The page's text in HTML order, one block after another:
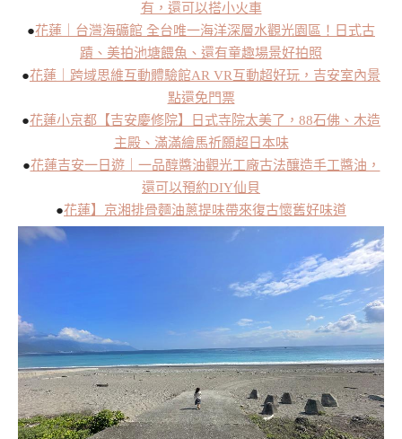
有，還可以搭小火車
●花蓮｜台灣海礦館 全台唯一海洋深層水觀光園區！日式古
蹟、美拍池塘餵魚、還有童趣場景好拍照
●花蓮｜跨域思維互動體驗館AR VR互動超好玩，吉安室內景
點還免門票
●花蓮小京都【吉安慶修院】日式寺院太美了，88石佛、木造
主殿、滿滿繪馬祈願超日本味
●花蓮吉安一日遊｜一品醇醬油觀光工廠古法釀造手工醬油，
還可以預約DIY仙貝
●花蓮】京湘排骨麵油蔥提味帶來復古懷舊好味道